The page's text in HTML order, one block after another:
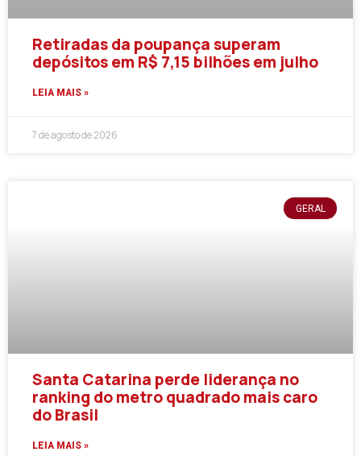
Retiradas da poupança superam
depósitos em R$ 7,15 bilhões em julho
LEIA MAIS »
7 de agosto de 2026
GERAL
Santa Catarina perde liderança no
ranking do metro quadrado mais caro
do Brasil
LEIA MAIS »